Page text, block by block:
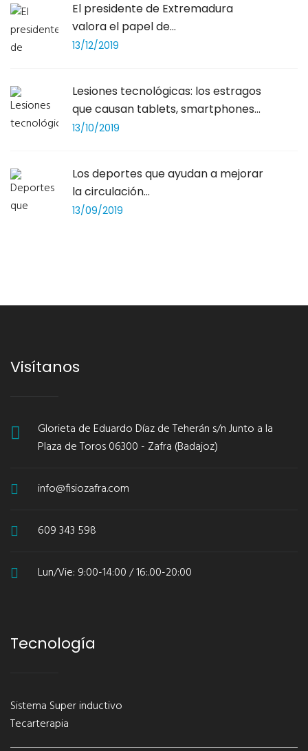
El presidente de Extremadura
valora el papel de...
13/12/2019
Lesiones tecnológicas: los estragos
que causan tablets, smartphones...
13/10/2019
Los deportes que ayudan a mejorar
la circulación...
13/09/2019
Visítanos
Glorieta de Eduardo Díaz de Teherán s/n Junto a la
Plaza de Toros 06300 - Zafra (Badajoz)
info@fisiozafra.com
609 343 598
Lun/Vie: 9:00-14:00 / 16:.00-20:00
Tecnología
Sistema Super inductivo
Tecarterapia